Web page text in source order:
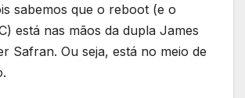
sabemos que o reboot (e o
está nas mãos da dupla James
Safran. Ou seja, está no meio de